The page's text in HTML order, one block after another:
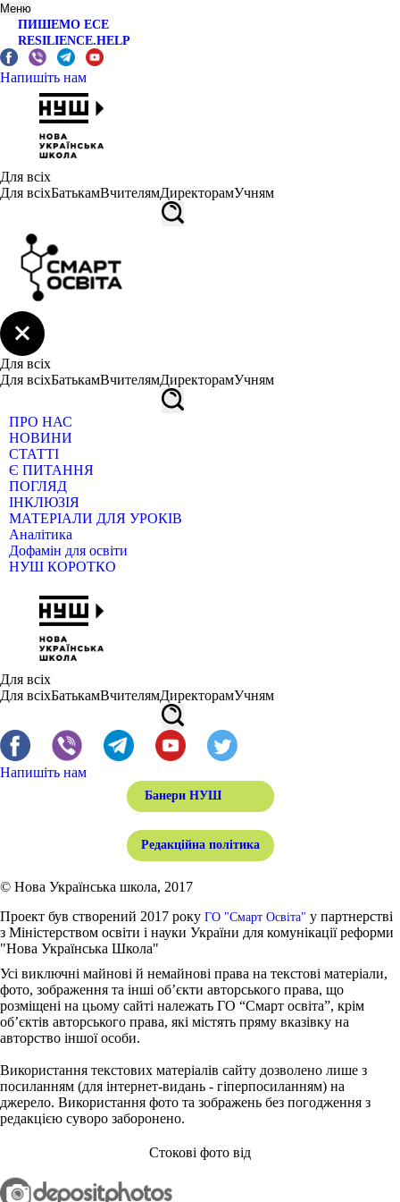
Меню
ПИШЕМО ЕСЕ
RESILIENCE.HELP
Напишіть нам
Для всіх
Для всіхБатькамВчителямДиректорамУчням
Для всіх
Для всіхБатькамВчителямДиректорамУчням
ПРО НАС
НОВИНИ
СТАТТІ
Є ПИТАННЯ
ПОГЛЯД
ІНКЛЮЗІЯ
МАТЕРІАЛИ ДЛЯ УРОКІВ
Аналітика
Дофамін для освіти
НУШ КОРОТКО
Для всіх
Для всіхБатькамВчителямДиректорамУчням
Напишіть нам
Банери НУШ
Редакційна політика
© Нова Українська школа, 2017
Проект був створений 2017 року ГО "Смарт Освіта" у партнерстві
з Міністерством освіти і науки України для комунікації реформи
"Нова Українська Школа"
Усі виключні майнові й немайнові права на текстові матеріали,
фото, зображення та інші об’єкти авторського права, що
розміщені на цьому сайті належать ГО “Смарт освіта”, крім
об’єктів авторського права, які містять пряму вказівку на
авторство іншої особи.
Використання текстових матеріалів сайту дозволено лише з
посиланням (для інтернет-видань - гіперпосиланням) на
джерело. Використання фото та зображень без погодження з
редакцією суворо заборонено.
Стокові фото від